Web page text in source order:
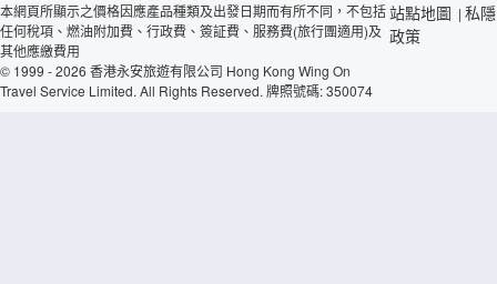
本網頁所顯示之價格因應產品種類及出發日期而有所不同，不包括
任何稅項、燃油附加費、行政費、簽証費、服務費(旅行團適用)及
其他應繳費用
© 1999 - 2026 香港永安旅遊有限公司 Hong Kong Wing On
Travel Service Limited. All Rights Reserved. 牌照號碼: 350074
站點地圖 | 私隱
政策